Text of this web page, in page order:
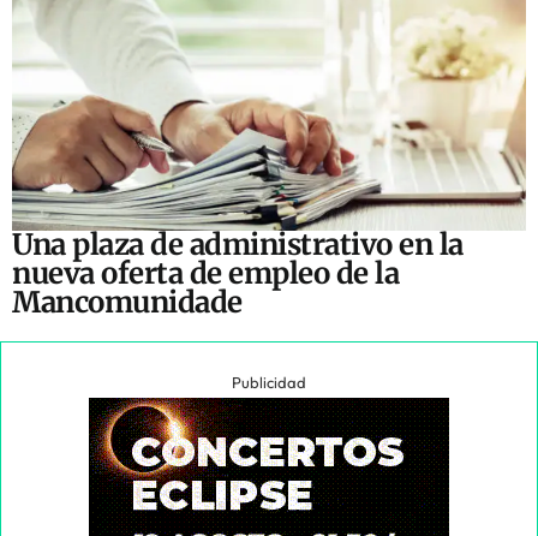
Una plaza de administrativo en la
nueva oferta de empleo de la
Mancomunidade
Publicidad